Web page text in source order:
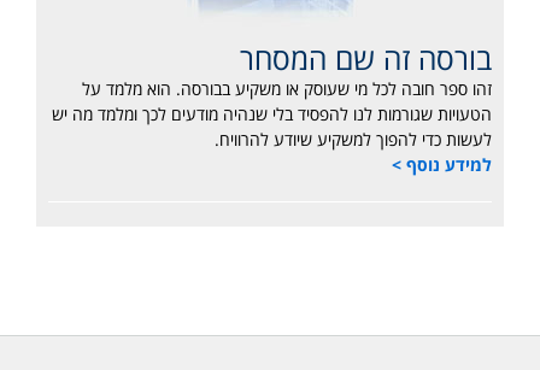
בורסה זה שם המסחר
זהו ספר חובה לכל מי שעוסק או משקיע בבורסה. הוא מלמד על
הטעויות שגורמות לנו להפסיד בלי שנהיה מודעים לכך ומלמד מה יש
לעשות כדי להפוך למשקיע שיודע להרוויח.
למידע נוסף >